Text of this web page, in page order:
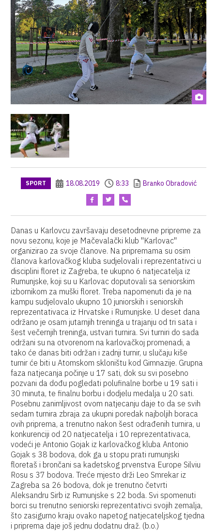
SPORT 18.08.2019 8:33 Branko Obradović
Danas u Karlovcu završavaju desetodnevne pripreme za
novu sezonu, koje je Mačevalački klub "Karlovac"
organizirao za svoje članove. Na pripremama su osim
članova karlovačkog kluba sudjelovali i reprezentativci u
disciplini floret iz Zagreba, te ukupno 6 natjecatelja iz
Rumunjske, koji su u Karlovac doputovali sa seniorskim
izbornikom za muški floret. Treba napomenuti da je na
kampu sudjelovalo ukupno 10 juniorskih i seniorskih
reprezentativaca iz Hrvatske i Rumunjske. U deset dana
održano je osam jutarnjih treninga u trajanju od tri sata i
šest večernjih treninga, ustvari turnira. Svi turniri do sada
održani su na otvorenom na karlovačkoj promenadi, a
tako će danas biti održan i zadnji turnir, u slučaju kiše
turnir će biti u Atomskom skloništu kod Gimnazije. Grupna
faza natjecanja počinje u 17 sati, dok su svi posebno
pozvani da dođu pogledati polufinalne borbe u 19 sati i
30 minuta, te finalnu borbu i dodjelu medalja u 20 sati.
Posebnu zanimljivost ovom natjecanju daje to da se svih
sedam turnira zbraja za ukupni poredak najboljih boraca
ovih priprema, a trenutno nakon šest odrađenih turnira, u
konkurenciji od 20 natjecatelja i 10 reprezentativaca,
vodeći je Antonio Gojak iz karlovačkog kluba Antonio
Gojak s 38 bodova, dok ga u stopu prati rumunjski
floretaš i brončani sa kadetskog prvenstva Europe Silviu
Rosu s 37 bodova. Treće mjesto drži Leo Smrekar iz
Zagreba sa 26 bodova, dok je trenutno četvrti
Aleksandru Sirb iz Rumunjske s 22 boda. Svi spomenuti
borci su trenutno seniorski reprezentativci svojih zemalja,
što zasigurno kraju ovako napetog natjecateljskog tjedna
i priprema daje još jednu dodatnu draž. (b.o.)